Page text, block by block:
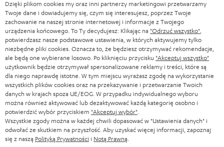
t
e
r
a
SMART HOME
BLUETOOTH
SŁUCHAWKI
SŁUCHAWKI BLUETOOTH
WIEŻE HI-FI
GŁOŚNIKI
B2B
BLOG
NEWSLETTER
SKLEPY
KORZYŚCI
TEUFEL STORY
AUSTRIA
SZWAJCARIA
HOLANDIA
BELGIA
FRANCJA
Dzięki plikom cookies my oraz inni partnerzy marketingowi przetwarzamy
Twoje dane i dowiadujemy się, czym się interesujesz, poprzez Twoje
zachowanie na naszej stronie internetowej i informacje z Twojego
urządzenia końcowego. To Ty decydujesz: Klikając na "Odrzuć wszystko"
potwierdzasz nasze podstawowe ustawienia, w których aktywujemy tylko
niezbędne pliki cookies. Oznacza to, że będziesz otrzymywać rekomendacje,
ale będą one wybierane losowo. Po kliknięciu przycisku "Akceptuj wszystko"
użytkownik będzie otrzymywał spersonalizowane reklamy i treści, które są
dla niego naprawdę istotne. W tym miejscu wyrażasz zgodę na wykorzystanie
wszystkich plików cookies oraz na przekazywanie i przetwarzanie Twoich
danych w krajach spoza UE/EOG. W przypadku indywidualnego wyboru
można również aktywować lub dezaktywować każdą kategorię osobno i
potwierdzić wybór przyciskiem "Akceptuj wybór"
Wszystkie zgody można w każdej chwili dopasować w "Ustawienia danych" i
odwołać ze skutkiem na przyszłość. Aby uzyskać więcej informacji, zapoznaj
się z naszą Polityką Prywatności i Notą Prawną